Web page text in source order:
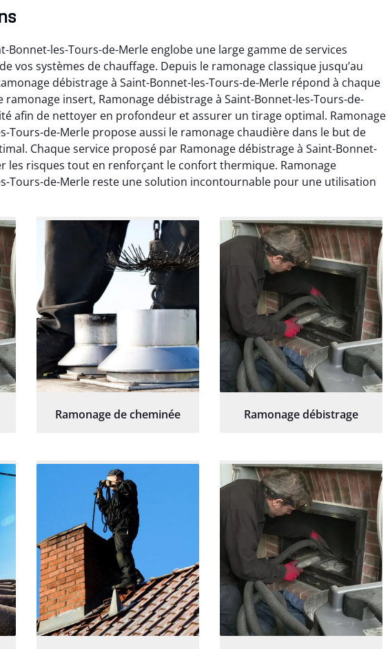
Bonnet-les-Tours-de-Merle englobe une large gamme de services
vos systèmes de chauffage. Depuis le ramonage classique jusqu’au
débistrage à Saint-Bonnet-les-Tours-de-Merle répond à chaque
ramonage insert, Ramonage débistrage à Saint-Bonnet-les-Tours-de-
afin de nettoyer en profondeur et assurer un tirage optimal. Ramonage
Tours-de-Merle propose aussi le ramonage chaudière dans le but de
Chaque service proposé par Ramonage débistrage à Saint-Bonnet-
les risques tout en renforçant le confort thermique. Ramonage
Tours-de-Merle reste une solution incontournable pour une utilisation
Ramonage de cheminée Ramonage débistrage
Nicolas Perrin
22 janvier 2026
débistrage. On sent tout de
suite la différence au niveau
du tirage. Très satisfait.
Yannick Morel
12 juillet 2025
de ma cheminée. Le tirage
est nettement meilleur et
plus aucune odeur. Travail
propre et rapide.